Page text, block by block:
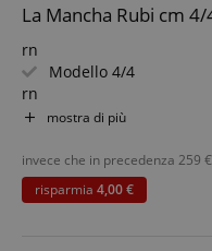
La Mancha Rubi cm
rn
Modello 4/4
rn
Tavola: cedro
Manico: Toona
rn
Fondo e fasce: mogano
mostra di più
invece che in precedenza 259 €
risparmia 4,00 €